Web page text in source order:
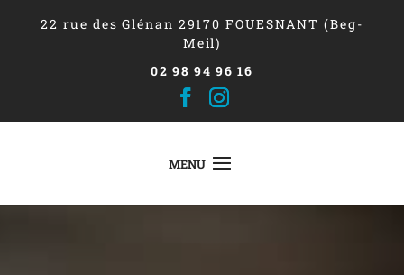
22 rue des Glénan 29170 FOUESNANT (Beg-
Meil)
02 98 94 96 16